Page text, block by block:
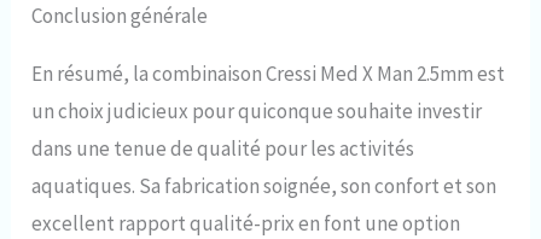
Conclusion générale
En résumé, la combinaison Cressi Med X Man 2.5mm est
un choix judicieux pour quiconque souhaite investir
dans une tenue de qualité pour les activités
aquatiques. Sa fabrication soignée, son confort et son
excellent rapport qualité-prix en font une option